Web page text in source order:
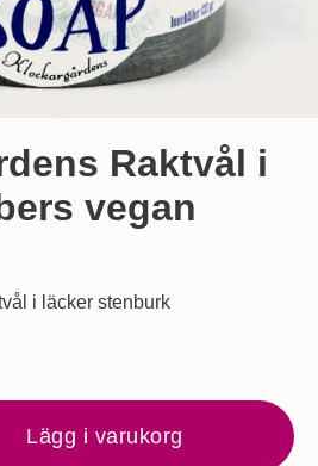
Raktvål i
vegan
i läcker stenburk
Raktvål i Burk -
Lägg i varukorg